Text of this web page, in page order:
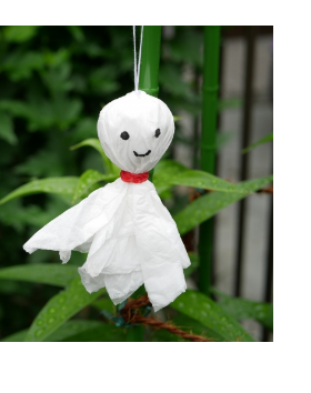
ュ
ー
ル
や
山
鉾
巡
業
日
程
は？
祇
園